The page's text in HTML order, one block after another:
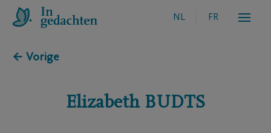
NL FR
← Vorige
Elizabeth BUDTS